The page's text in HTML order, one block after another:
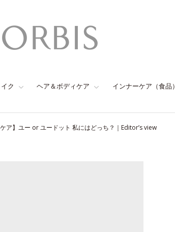
ク ヘア＆ボディケア インナーケア（食品）
ア】ユー or ユードット 私にはどっち？｜Editor’s view